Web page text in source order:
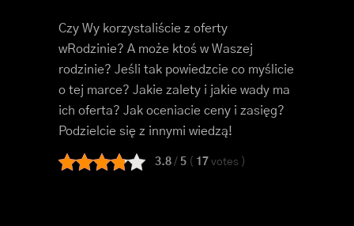
Czy Wy korzystaliście z oferty
wRodzinie? A może ktoś w Waszej
rodzinie? Jeśli tak powiedzcie co myślicie
o tej marce? Jakie zalety i jakie wady ma
ich oferta? Jak oceniacie ceny i zasięg?
Podzielcie się z innymi wiedzą!
3.8 / 5 ( 17 votes )